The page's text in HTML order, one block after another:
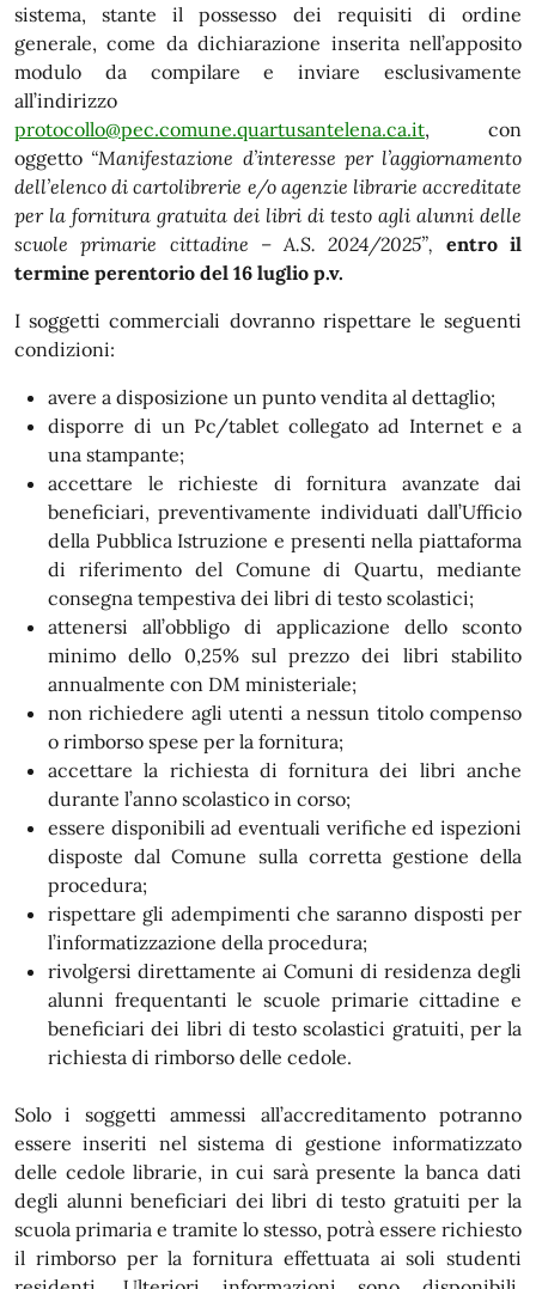
sistema, stante il possesso dei requisiti di ordine
generale, come da dichiarazione inserita nell’apposito
modulo da compilare e inviare esclusivamente
all’indirizzo
protocollo@pec.comune.quartusantelena.ca.it, con
oggetto “Manifestazione d’interesse per l’aggiornamento
dell’elenco di cartolibrerie e/o agenzie librarie accreditate
per la fornitura gratuita dei libri di testo agli alunni delle
scuole primarie cittadine – A.S. 2024/2025”, entro il
termine perentorio del 16 luglio p.v.
I soggetti commerciali dovranno rispettare le seguenti
condizioni:
avere a disposizione un punto vendita al dettaglio;
disporre di un Pc/tablet collegato ad Internet e a
una stampante;
accettare le richieste di fornitura avanzate dai
beneficiari, preventivamente individuati dall’Ufficio
della Pubblica Istruzione e presenti nella piattaforma
di riferimento del Comune di Quartu, mediante
consegna tempestiva dei libri di testo scolastici;
attenersi all’obbligo di applicazione dello sconto
minimo dello 0,25% sul prezzo dei libri stabilito
annualmente con DM ministeriale;
non richiedere agli utenti a nessun titolo compenso
o rimborso spese per la fornitura;
accettare la richiesta di fornitura dei libri anche
durante l’anno scolastico in corso;
essere disponibili ad eventuali verifiche ed ispezioni
disposte dal Comune sulla corretta gestione della
procedura;
rispettare gli adempimenti che saranno disposti per
l’informatizzazione della procedura;
rivolgersi direttamente ai Comuni di residenza degli
alunni frequentanti le scuole primarie cittadine e
beneficiari dei libri di testo scolastici gratuiti, per la
richiesta di rimborso delle cedole.
Solo i soggetti ammessi all’accreditamento potranno
essere inseriti nel sistema di gestione informatizzato
delle cedole librarie, in cui sarà presente la banca dati
degli alunni beneficiari dei libri di testo gratuiti per la
scuola primaria e tramite lo stesso, potrà essere richiesto
il rimborso per la fornitura effettuata ai soli studenti